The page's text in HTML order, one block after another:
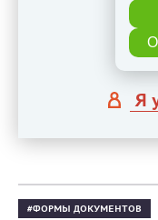
Я
ФОРМЫ ДОКУМЕНТОВ